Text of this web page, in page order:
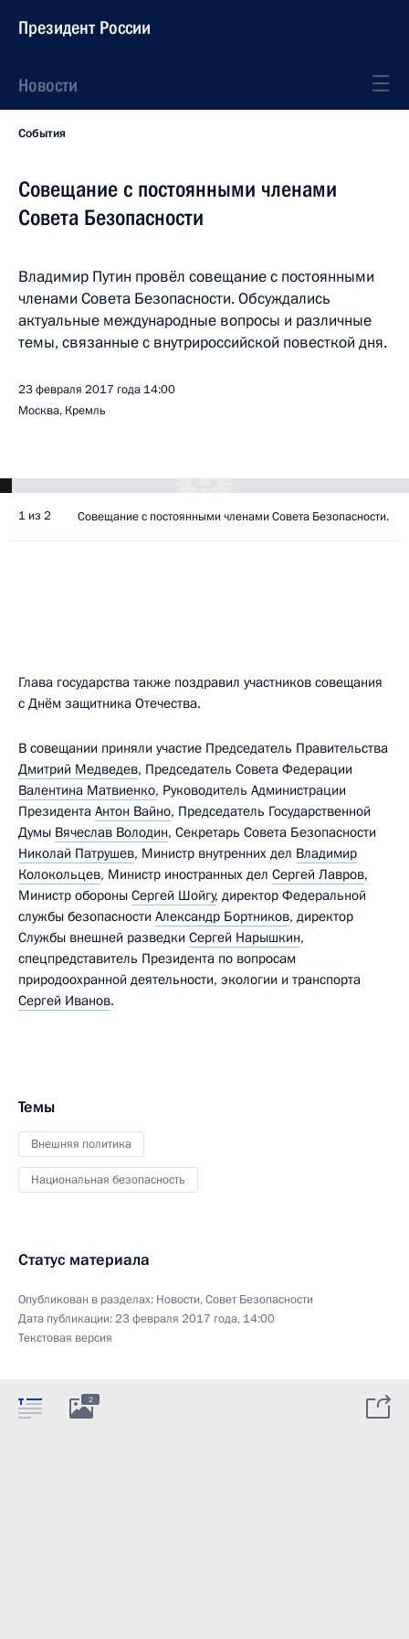
Президент России
Новости
События
Совещание с постоянными членами
Совета Безопасности
Владимир Путин провёл совещание с постоянными
членами Совета Безопасности. Обсуждались
актуальные международные вопросы и различные
темы, связанные с внутрироссийской повесткой дня.
23 февраля 2017 года 14:00
Москва, Кремль
1 из 2 Совещание с постоянными членами Совета Безопасности.
Глава государства также поздравил участников совещания
с Днём защитника Отечества.
В совещании приняли участие Председатель Правительства
Дмитрий Медведев, Председатель Совета Федерации
Валентина Матвиенко, Руководитель Администрации
Президента Антон Вайно, Председатель Государственной
Думы Вячеслав Володин, Секретарь Совета Безопасности
Николай Патрушев, Министр внутренних дел Владимир
Колокольцев, Министр иностранных дел Сергей Лавров,
Министр обороны Сергей Шойгу, директор Федеральной
службы безопасности Александр Бортников, директор
Службы внешней разведки Сергей Нарышкин,
спецпредставитель Президента по вопросам
природоохранной деятельности, экологии и транспорта
Сергей Иванов.
Темы
Внешняя политика
Национальная безопасность
Статус материала
Опубликован в разделах: Новости,Совет Безопасности
Дата публикации:23 февраля 2017 года, 14:00
Текстовая версия
2